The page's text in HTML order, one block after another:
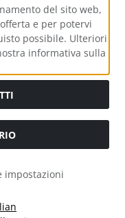
del sito web,
e per potervi
possibile. Ulteriori
informativa sulla
impostazioni